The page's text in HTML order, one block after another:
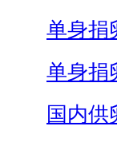
单身捐
单身捐
国内供